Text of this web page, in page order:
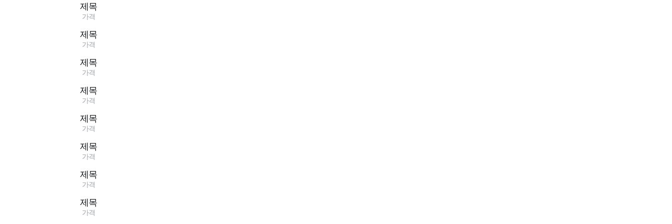
제목
가격
제목
가격
제목
가격
제목
가격
제목
가격
제목
가격
제목
가격
제목
가격